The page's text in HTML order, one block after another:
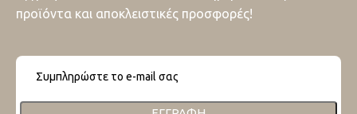
προϊόντα και αποκλειστικές προσφορές!